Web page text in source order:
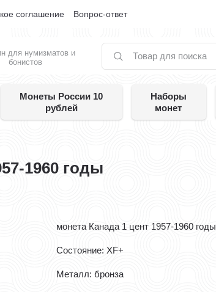
соглашение Вопрос-ответ
для нумизматов и
бонистов
Монеты России 10
рублей
Наборы
монет
1960 годы
монета Канада 1 цент 1957-1960 годы
Состояние: XF+
Металл: бронза